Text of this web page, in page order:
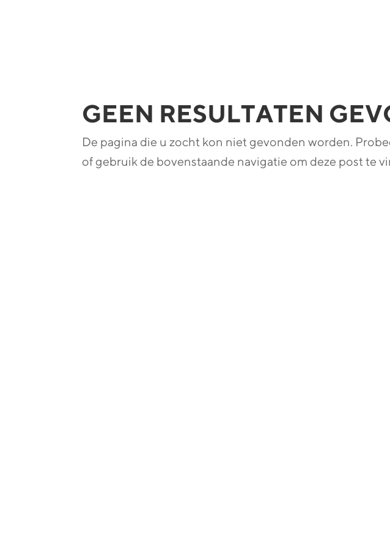
GEEN RESULTATEN
De pagina die u zocht kon niet gevonden worden.
of gebruik de bovenstaande navigatie om deze post te